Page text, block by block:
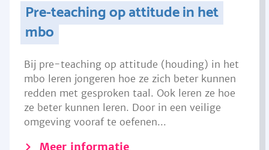
Pre-teaching op attitude in het
mbo
Bij pre-teaching op attitude (houding) in het
mbo leren jongeren hoe ze zich beter kunnen
redden met gesproken taal. Ook leren ze hoe
ze beter kunnen leren. Door in een veilige
omgeving vooraf te oefenen...
Meer informatie